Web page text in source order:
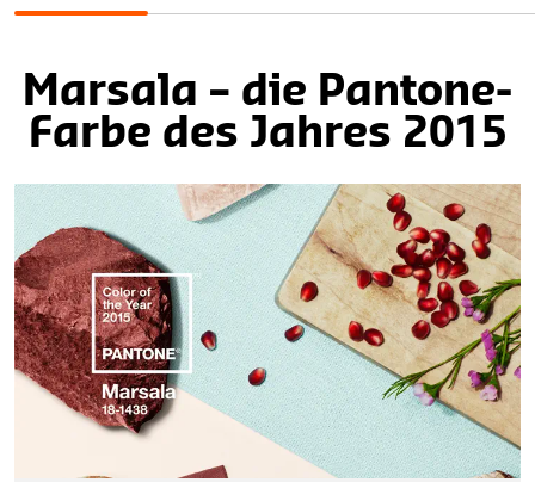
Marsala – die Pantone-
Farbe des Jahres 2015